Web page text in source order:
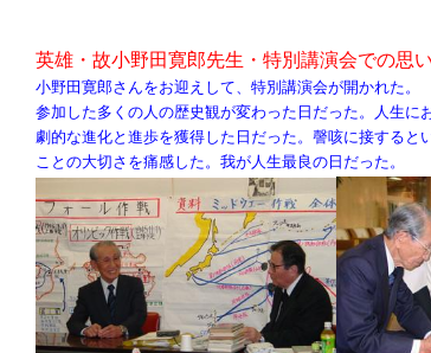
英雄・故小野田寛郎先生・特別講演会での思
小野田寛郎さんをお迎えして、特別講演会が開かれた。
参加した多くの人の歴史観が変わった日だった。人生に
劇的な進化と進歩を獲得した日だった。謦咳に接すると
ことの大切さを痛感した。我が人生最良の日だった。